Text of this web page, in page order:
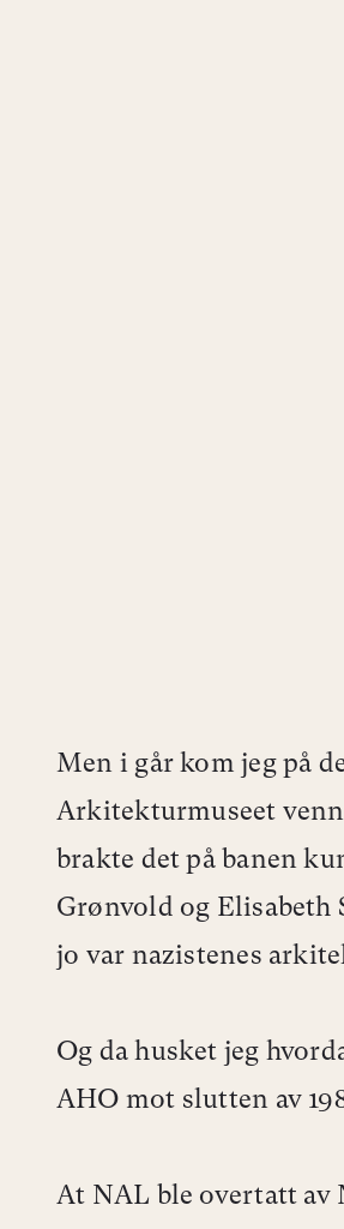
Men i går kom jeg på
Arkitekturmuseet
brakte det på banen
Grønvold og
jo var nazistenes
Og da husket jeg
AHO mot slutten av
At NAL ble overtatt